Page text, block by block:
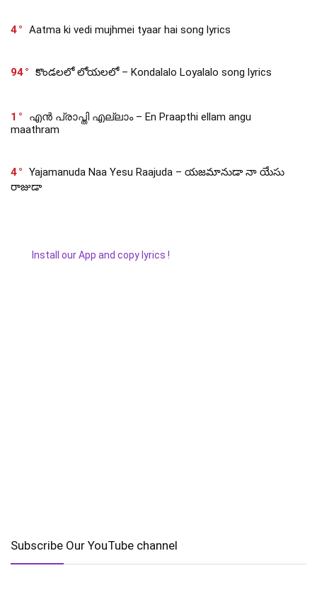
4 Aatma ki vedi mujhmei tyaar hai song lyrics
94 కొండలలో లోయలలో – Kondalalo Loyalalo song lyrics
1
എൻ പ്രാപ്തി എല്ലാം – En Praapthi ellam angu
maathram
4
Yajamanuda Naa Yesu Raajuda – యజమానుడా నా యేసు
రాజుడా
Install our App and copy lyrics !
Subscribe Our YouTube channel